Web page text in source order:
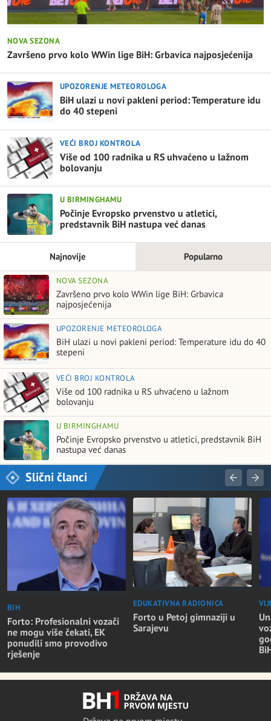
NOVA SEZONA
Završeno prvo kolo WWin lige BiH: Grbavica najposjećenija
UPOZORENJE METEOROLOGA
BiH ulazi u novi pakleni period: Temperature idu
do 40 stepeni
VEĆI BROJ KONTROLA
Više od 100 radnika u RS uhvaćeno u lažnom
bolovanju
U BIRMINGHAMU
Počinje Evropsko prvenstvo u atletici,
predstavnik BiH nastupa već danas
Najnovije Popularno
NOVA SEZONA
Završeno prvo kolo WWin lige BiH: Grbavica
najposjećenija
UPOZORENJE METEOROLOGA
BiH ulazi u novi pakleni period: Temperature idu do 40
stepeni
VEĆI BROJ KONTROLA
Više od 100 radnika u RS uhvaćeno u lažnom
bolovanju
U BIRMINGHAMU
Počinje Evropsko prvenstvo u atletici, predstavnik BiH
nastupa već danas
Slični članci
BIH
Forto: Profesionalni vozači
ne mogu više čekati, EK
ponudili smo provodivo
rješenje
EDUKATIVNA RADIONICA
Forto u Petoj gimnaziji u
Sarajevu